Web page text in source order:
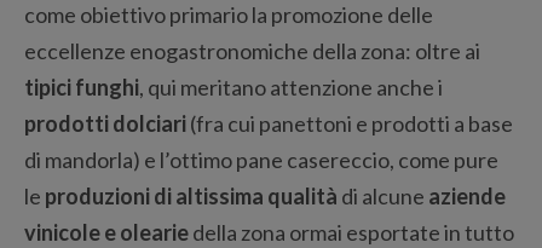
come obiettivo primario la promozione delle
eccellenze enogastronomiche della zona: oltre ai
tipici funghi, qui meritano attenzione anche i
prodotti dolciari(fra cui panettoni e prodotti a base
di mandorla) e l’ottimo pane casereccio, come pure
le produzioni di altissima qualità di alcune aziende
vinicole e oleariedella zona ormai esportate in tutto